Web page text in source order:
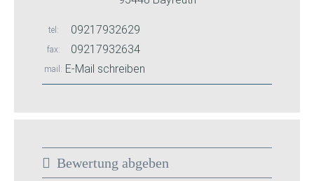
tel 09217932629
fax 09217932634
mail E-Mail schreiben
Bewertung abgeben